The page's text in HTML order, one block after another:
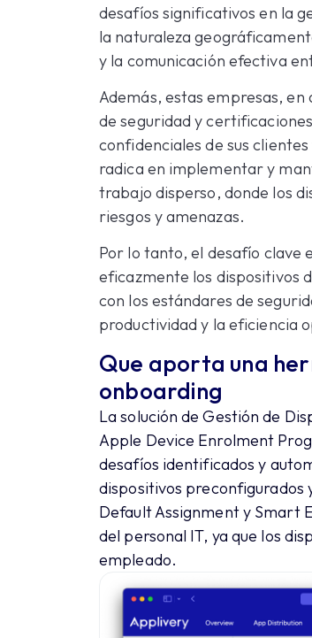
desafíos significativos en la
la naturaleza
y la comunicación efectiva
Además, estas empresas,
de seguridad y
confidenciales de sus
radica en implementar y
trabajo disperso, donde los
riesgos y amenazas.
Por lo tanto, el desafío clave
eficazmente los dispositivos
con los estándares de
productividad y la eficiencia
Que aporta una
onboarding
La solución de Gestión de
Apple Device Enrolment
desafíos identificados y
dispositivos preconfigurados
Default Assignment y Smart
del personal IT, ya que los
empleado.